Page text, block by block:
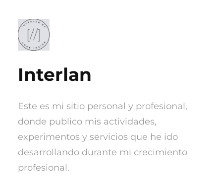
contenido
Interlan
Este es mi sitio personal y profesional,
donde publico mis actividades,
experimentos y servicios que he ido
desarrollando durante mi crecimiento
profesional.